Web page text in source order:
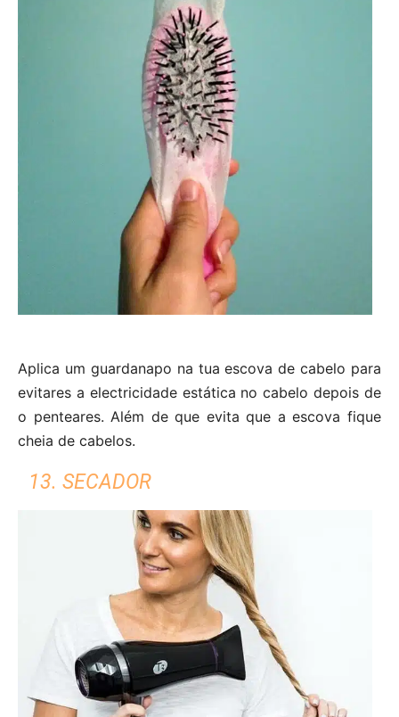
Aplica um guardanapo na tua escova de cabelo para
evitares a electricidade estática no cabelo depois de
o penteares. Além de que evita que a escova fique
cheia de cabelos.
13. SECADOR